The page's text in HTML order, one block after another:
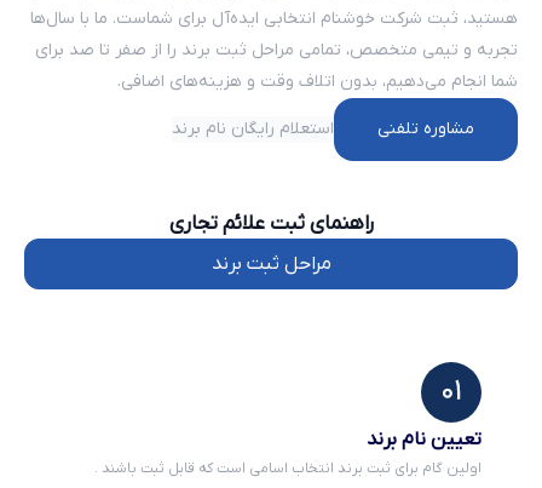
هستید، ثبت شرکت خوشنام انتخابی ایده‌آل برای شماست. ما با سال‌ها
تجربه و تیمی متخصص، تمامی مراحل ثبت برند را از صفر تا صد برای
شما انجام می‌دهیم، بدون اتلاف وقت و هزینه‌های اضافی.
مشاوره تلفنی استعلام رایگان نام برند
راهنمای ثبت علائم تجاری
مراحل ثبت برند
تعیین نام برند
اولین گام برای ثبت برند انتخاب اسامی است که قابل ثبت باشند .